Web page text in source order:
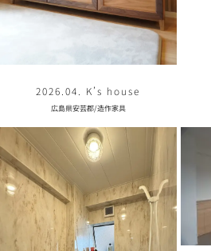
2026.04. K’s house
広島県安芸郡/造作家具